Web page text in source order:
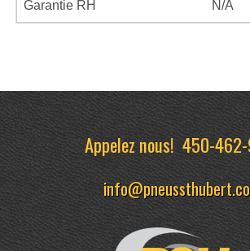
Garantie RH N/A
Appelez nous!450-